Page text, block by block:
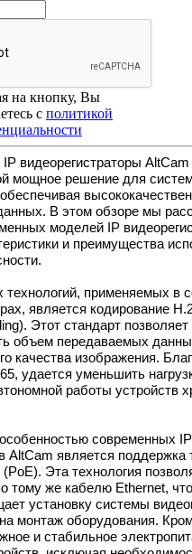
на кнопку, Вы
с политикой
видеорегистраторы AltCam
мощное решение для
В этом обзоре мы
моделей IP
и преимущества
применяемых в
является кодирование
Этот стандарт позволяет
объем передаваемых
качества изображения.
удается уменьшить
работы устройств
современных IP
AltCam является поддержка
Эта технология
тому же кабелю Ethernet, что
установку системы
монтаж оборудования.
и стабильное